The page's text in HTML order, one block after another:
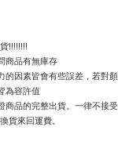
!!!!!!!!
商品有無庫存
的因素皆會有些誤差，若對
為容許值
品的完整出貨。一律不接
貨來回運費。